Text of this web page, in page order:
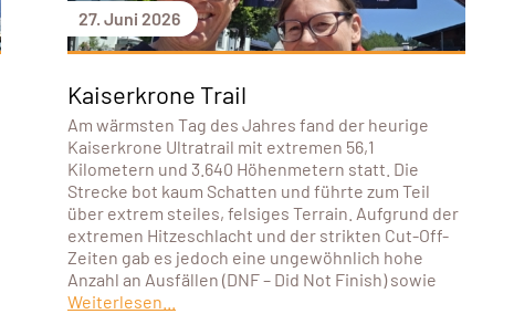
27. Juni 2026
Kaiserkrone Trail
Am wärmsten Tag des Jahres fand der heurige
Kaiserkrone Ultratrail mit extremen 56,1
Kilometern und 3.640 Höhenmetern statt. Die
Strecke bot kaum Schatten und führte zum Teil
über extrem steiles, felsiges Terrain. Aufgrund der
extremen Hitzeschlacht und der strikten Cut-Off-
Zeiten gab es jedoch eine ungewöhnlich hohe
Anzahl an Ausfällen (DNF – Did Not Finish) sowie
Weiterlesen...